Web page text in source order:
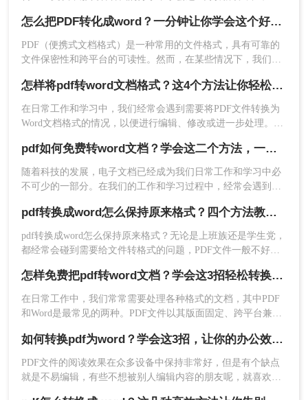
方法三、使用PDF转换器
转转大师pdf转换器客户端主持主流文件格式转换，
实用办公功能。
官网网址：https://pdf.55.la/
1、安装运行转转大师PDF转换器，选择【PDF转
换】→PDF转其他→【文件转Word】功能。
怎么把PDF转化成word？一分钟让你学会这个好用方法！
PDF（便携式文档格式）是一种常用的文件格式，具有可靠的
文件保密性和跨平台的可读性。然而，在某些情况下，我们可
行修改和编辑。本文将介绍一种免费且简便的方法，帮助你在
电脑怎么把PDF转化成word。
怎样将pdf转word文档格式？这4个方法让你轻松掌握!
在日常工作和学习中，我们经常会遇到需要将PDF文件转换为
Word文档格式的情况，以便进行编辑、修改或进一步处理。
意修改的特点，但在需要频繁编辑或调整文档内容时，Word文
档则显得更为灵活和方便。那么怎样将pdf转word文档格式呢？
以下将介绍四种将PDF转换为Word文档格式的方法，帮助您轻
pdf如何免费转word文档？学会这二个方法，一分钟就可轻松解决！
随着科技的发展，电子文档已经成为我们日常工作和学习中必
不可少的一部分。在我们的工作和学习过程中，经常会遇到需
免费的方法将PDF转换为Word文档呢？本文将为大家介绍一些
免费而且高质量的PDF转Word工具。
pdf转换成word怎么保持原来格式？四个方法教你正确打开！
pdf转换成word怎么保持原来格式？无论是上班族还是学生党，
都经常会碰到需要给文件转格式的问题，PDF文件一般不好直
器，转换完的文件简直乱七八糟。所以这里给大家推荐几个好
用的PDF转换方法。
怎样免费把pdf转word文档？学会这3招轻松转换!！
在日常工作中，我们常常需要处理各种格式的文档，其中PDF
和Word是最常见的两种。PDF文件以其版面固定、跨平台兼容
为方便。因此，将PDF转换为Word文档的需求十分常见。那么
怎样免费把pdf转word文档呢？本文将介绍几种免费且高效的方
法，帮助你轻松实现PDF到Word的转换。
如何转换pdf为word？学会这3招，让你的办公效率瞬间翻倍！
PDF文件的阅读效果在众多设备中保持非常好，但是有个缺点
就是不易编辑，有些不想被别人编辑内容的朋友呢，就喜欢把